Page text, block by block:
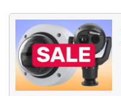
Kamera Eigenschaften
Basis Funktionalität
Auflösung
Axis Serien